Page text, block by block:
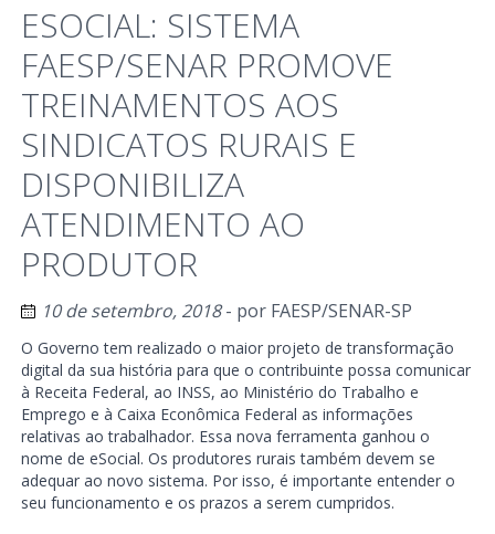
ESOCIAL: SISTEMA
FAESP/SENAR PROMOVE
TREINAMENTOS AOS
SINDICATOS RURAIS E
DISPONIBILIZA
ATENDIMENTO AO
PRODUTOR
10 de setembro, 2018- por FAESP/SENAR-SP
O Governo tem realizado o maior projeto de transformação
digital da sua história para que o contribuinte possa comunicar
à Receita Federal, ao INSS, ao Ministério do Trabalho e
Emprego e à Caixa Econômica Federal as informações
relativas ao trabalhador. Essa nova ferramenta ganhou o
nome de eSocial. Os produtores rurais também devem se
adequar ao novo sistema. Por isso, é importante entender o
seu funcionamento e os prazos a serem cumpridos.